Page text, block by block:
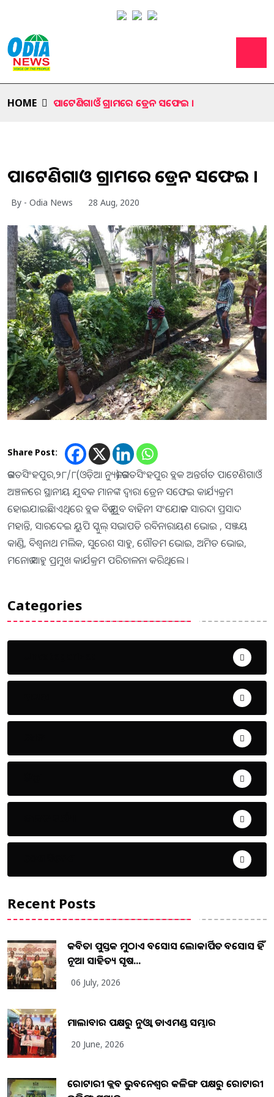
HOME ପାଟେଣିଗାଓଁ ଗ୍ରାମରେ ଡ୍ରେନ ସଫେଇ ।
ପାଟେଣିଗାଓଁ ଗ୍ରାମରେ ଡ୍ରେନ ସଫେଇ ।
By - Odia News 28 Aug, 2020
Share Post:
ଜଗତସିଂହପୁର,୨୮/୮(ଓଡ଼ିଆ ନ୍ୟୁଜ):ଜଗତସିଂହପୁର ବ୍ଲକ ଅନ୍ତର୍ଗତ ପାଟେଣିଗାଓଁ
ଅଞ୍ଚଳରେ ସ୍ଥାନୀୟ ଯୁବକ ମାନଙ୍କ ଦ୍ଵାରା ଡ୍ରେନ ସଫେଇ କାର୍ଯ୍ୟକ୍ରମ
ହୋଇଯାଇଛି।ଏଥିରେ ବ୍ଲକ ବିଜୁ ଯୁବ ବାହିନୀ ସଂଯୋଜକ ସାରଦା ପ୍ରସାଦ
ମହାନ୍ତି, ସାରଦେଇ ୟୁପି ସ୍କୁଲ୍ ସଭାପତି ରବିନାରାୟଣ ଭୋଇ , ସଞ୍ଜୟ
କାଣ୍ଡି, ବିଶ୍ଵନାଥ ମଲିକ, ସୁରେଶ ସାହୁ, ଗୌତମ ଭୋଇ, ଅମିତ ଭୋଇ,
ମନୋଜ ସାହୁ ପ୍ରମୁଖ କାର୍ଯକ୍ରମ ପରିଚାଳନା କରିଥିଲେ ।
Categories
Recent Posts
କବିତା ପୁସ୍ତକ ମୁଠାଏ ଅବସୋସ ଲୋକାର୍ପିତ ଅବସୋସ ହିଁ
ନୂଆ ସାହିତ୍ୟ ସୃଷ...
06 July, 2026
ମାଲାବାର ପକ୍ଷରୁ ନୁଓ୍ବା ଡାଏମଣ୍ଡ ସମ୍ଭାର
20 June, 2026
ରୋଟାରୀ କ୍ଲବ ଭୁବନେଶ୍ୱର କଳିଙ୍ଗ ପକ୍ଷରୁ ରୋଟାରୀ